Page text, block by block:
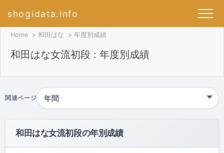
shogidata.info
Home 和田はな 年度別成績
和田はな女流初段 : 年度別成績
関連ページ
和田はな女流初段の年別成績